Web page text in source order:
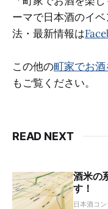
ーマで日本酒のイ
法・最新情報は
この他の町家でお
もご覧ください。
READ NEXT
酒米の
す！
日本酒コ